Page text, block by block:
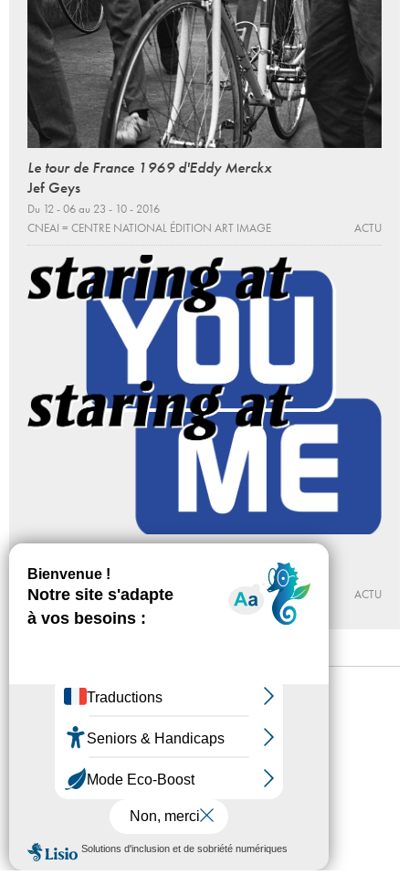
Le tour de France 1969 d'Eddy Merckx
Jef Geys
Du 12 - 06 au 23 - 10 - 2016
CNEAI = CENTRE NATIONAL ÉDITION ART IMAGE
ACTU
Du 05 - 02 au 12 - 03 - 2016
CENTRE D’ART YGREC-ENSAPC
ACTU
Mentions légales
Accessibilité
Presse